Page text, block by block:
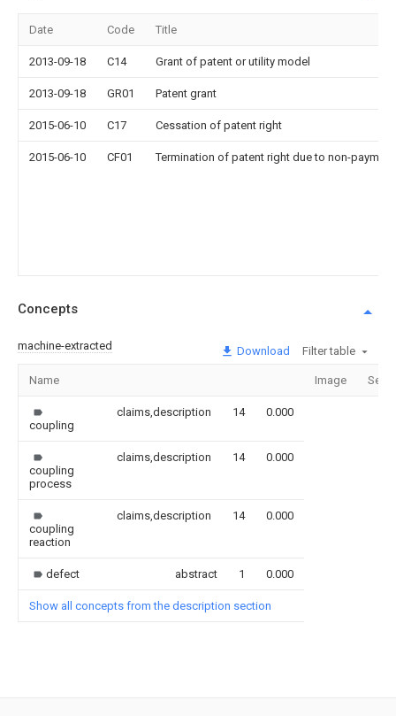
Date Code Title
2013-09-18 C14 Grant of patent or utility model
2013-09-18 GR01 Patent grant
2015-06-10 C17 Cessation of patent right
2015-06-10 CF01 Termination of patent right due to non-
Concepts
machine-extracted Download Filter table
Name Image
coupling
claims,description 14 0.000
coupling
process
claims,description 14 0.000
coupling
reaction
claims,description 14 0.000
defect abstract 1 0.000
Show all concepts from the description section